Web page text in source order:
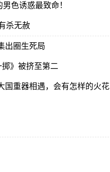
色诱惑最致命！
杀无赦
出圈生死局
》被挤至第二
国重器相遇，会有怎样的火花